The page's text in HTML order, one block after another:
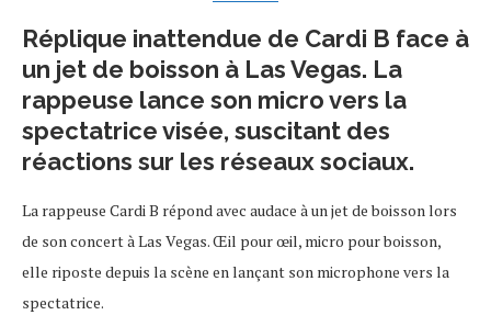
Réplique inattendue de Cardi B face à
un jet de boisson à Las Vegas. La
rappeuse lance son micro vers la
spectatrice visée, suscitant des
réactions sur les réseaux sociaux.
La rappeuse Cardi B répond avec audace à un jet de boisson lors
de son concert à Las Vegas. Œil pour œil, micro pour boisson,
elle riposte depuis la scène en lançant son microphone vers la
spectatrice.